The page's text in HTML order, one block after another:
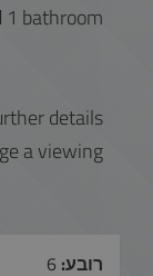
bathroom.
details
a viewing.
רובע: